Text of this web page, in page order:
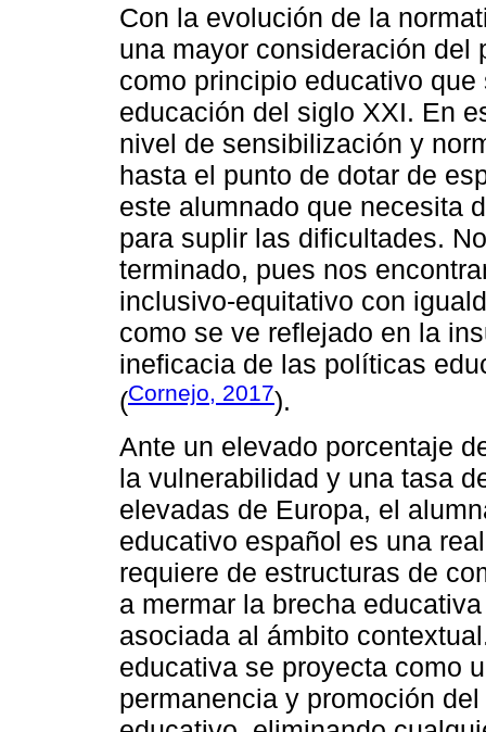
Con la evolución de la
una mayor consideración del
como principio educativo
educación del siglo XXI. En
nivel de sensibilización y
hasta el punto de dotar de
este alumnado que necesita
para suplir las dificultades.
terminado, pues nos
inclusivo-equitativo con
como se ve reflejado en la
ineficacia de las políticas
(Cornejo, 2017).
Ante un elevado porcentaje
la vulnerabilidad y una tasa
elevadas de Europa, el
educativo español es una
requiere de estructuras de
a mermar la brecha
asociada al ámbito
educativa se proyecta como
permanencia y promoción